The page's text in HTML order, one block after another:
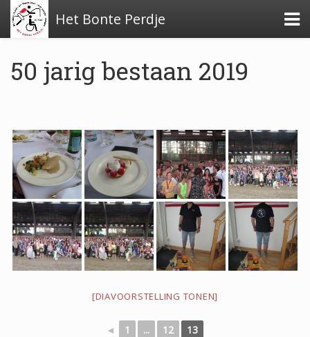
Het Bonte Perdje
Over de stichting
Financiële stukken
Beleidsplan
Verslag activiteiten 2024
50 jarig bestaan 2019
[DIAVOORSTELLING TONEN]
◄ 1 ... 12 13